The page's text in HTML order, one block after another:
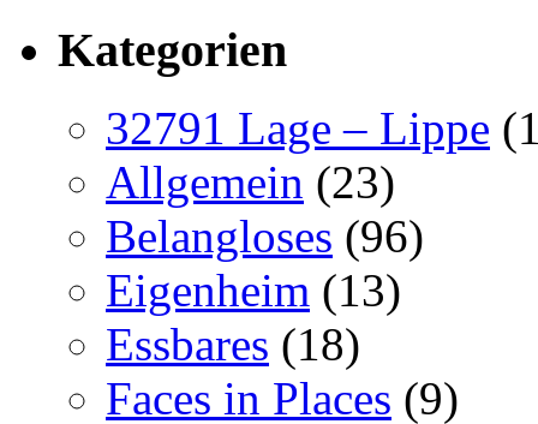
Kategorien
32791 Lage – Lippe
Allgemein (23)
Belangloses (96)
Eigenheim (13)
Essbares (18)
Faces in Places (9)